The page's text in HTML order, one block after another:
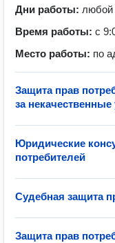
Дни работы: любой
Время работы: с
Место работы: по
Защита прав
за некачественные
Юридические
потребителей
Судебная защита
Защита прав